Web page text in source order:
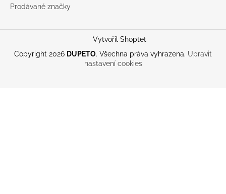
Prodávané značky
Vytvořil Shoptet
Copyright 2026 DUPETO. Všechna práva vyhrazena. Upravit
nastavení cookies